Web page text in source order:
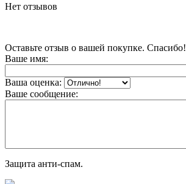
Нет отзывов
Оставьте отзыв о вашей покупке. Спасибо!
Ваше имя:
Ваша оценка:
Ваше сообщение:
Защита анти-спам.